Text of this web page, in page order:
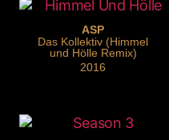
ASP
Das Kollektiv (Himmel
und Hölle Remix)
2016